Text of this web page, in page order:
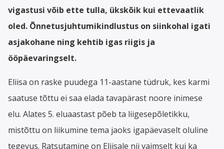
vigastusi võib ette tulla, ükskõik kui ettevaatlik
oled. Õnnetusjuhtumikindlustus on siinkohal igati
asjakohane ning kehtib igas riigis ja
ööpäevaringselt.
Eliisa on raske puudega 11-aastane tüdruk, kes karmi
saatuse tõttu ei saa elada tavapärast noore inimese
elu. Alates 5. eluaastast põeb ta liigesepõletikku,
mistõttu on liikumine tema jaoks igapäevaselt oluline
tegevus. Ratsutamine on Eliisale nii vaimselt kui ka